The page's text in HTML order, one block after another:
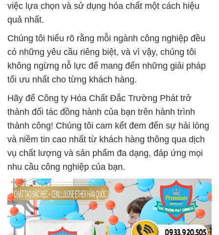
việc lựa chọn và sử dụng hóa chất một cách hiệu
quả nhất.
Chúng tôi hiểu rõ rằng mỗi ngành công nghiệp đều
có những yêu cầu riêng biệt, và vì vậy, chúng tôi
không ngừng nỗ lực để mang đến những giải pháp
tối ưu nhất cho từng khách hàng.
Hãy để Công ty Hóa Chất Đắc Trường Phát trở
thành đối tác đồng hành của bạn trên hành trình
thành công! Chúng tôi cam kết đem đến sự hài lòng
và niềm tin cao nhất từ khách hàng thông qua dịch
vụ chất lượng và sản phẩm đa dạng, đáp ứng mọi
nhu cầu công nghiệp của bạn.